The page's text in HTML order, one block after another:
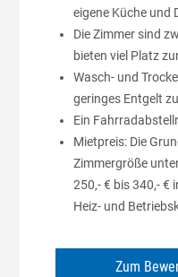
eigene Küche und
Die Zimmer sind
bieten viel Platz
Wasch- und
geringes Entgelt
Ein
Mietpreis: Die
Zimmergröße
250,- € bis 340,- €
Heiz- und
Zum